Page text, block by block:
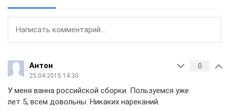
Антон
25.04.2015 14:30
0
У меня ванна российской сборки. Пользуемся уже
лет 5, всем довольны. Никаких нареканий.